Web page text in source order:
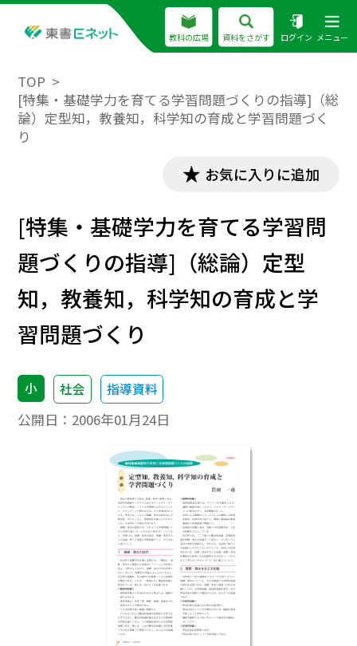
教科の広場 資料をさがす ログイン メニュー
TOP
[特集・基礎学力を育てる学習問題づくりの指導]（総
論）定型知，教養知，科学知の育成と学習問題づく
り
お気に入りに追加
[特集・基礎学力を育てる学習問
題づくりの指導]（総論）定型
知，教養知，科学知の育成と学
習問題づくり
小 社会 指導資料
公開日： 2006年01月24日